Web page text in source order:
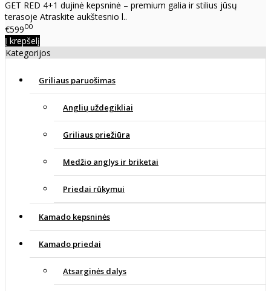
GET RED 4+1 dujinė kepsninė – premium galia ir stilius jūsų
terasoje Atraskite aukštesnio l..
€59900
Į krepšelį
Kategorijos
Griliaus paruošimas
Anglių uždegikliai
Griliaus priežiūra
Medžio anglys ir briketai
Priedai rūkymui
Kamado kepsninės
Kamado priedai
Atsarginės dalys